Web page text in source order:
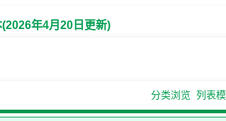
年4月20日更新)
分类浏览 列表